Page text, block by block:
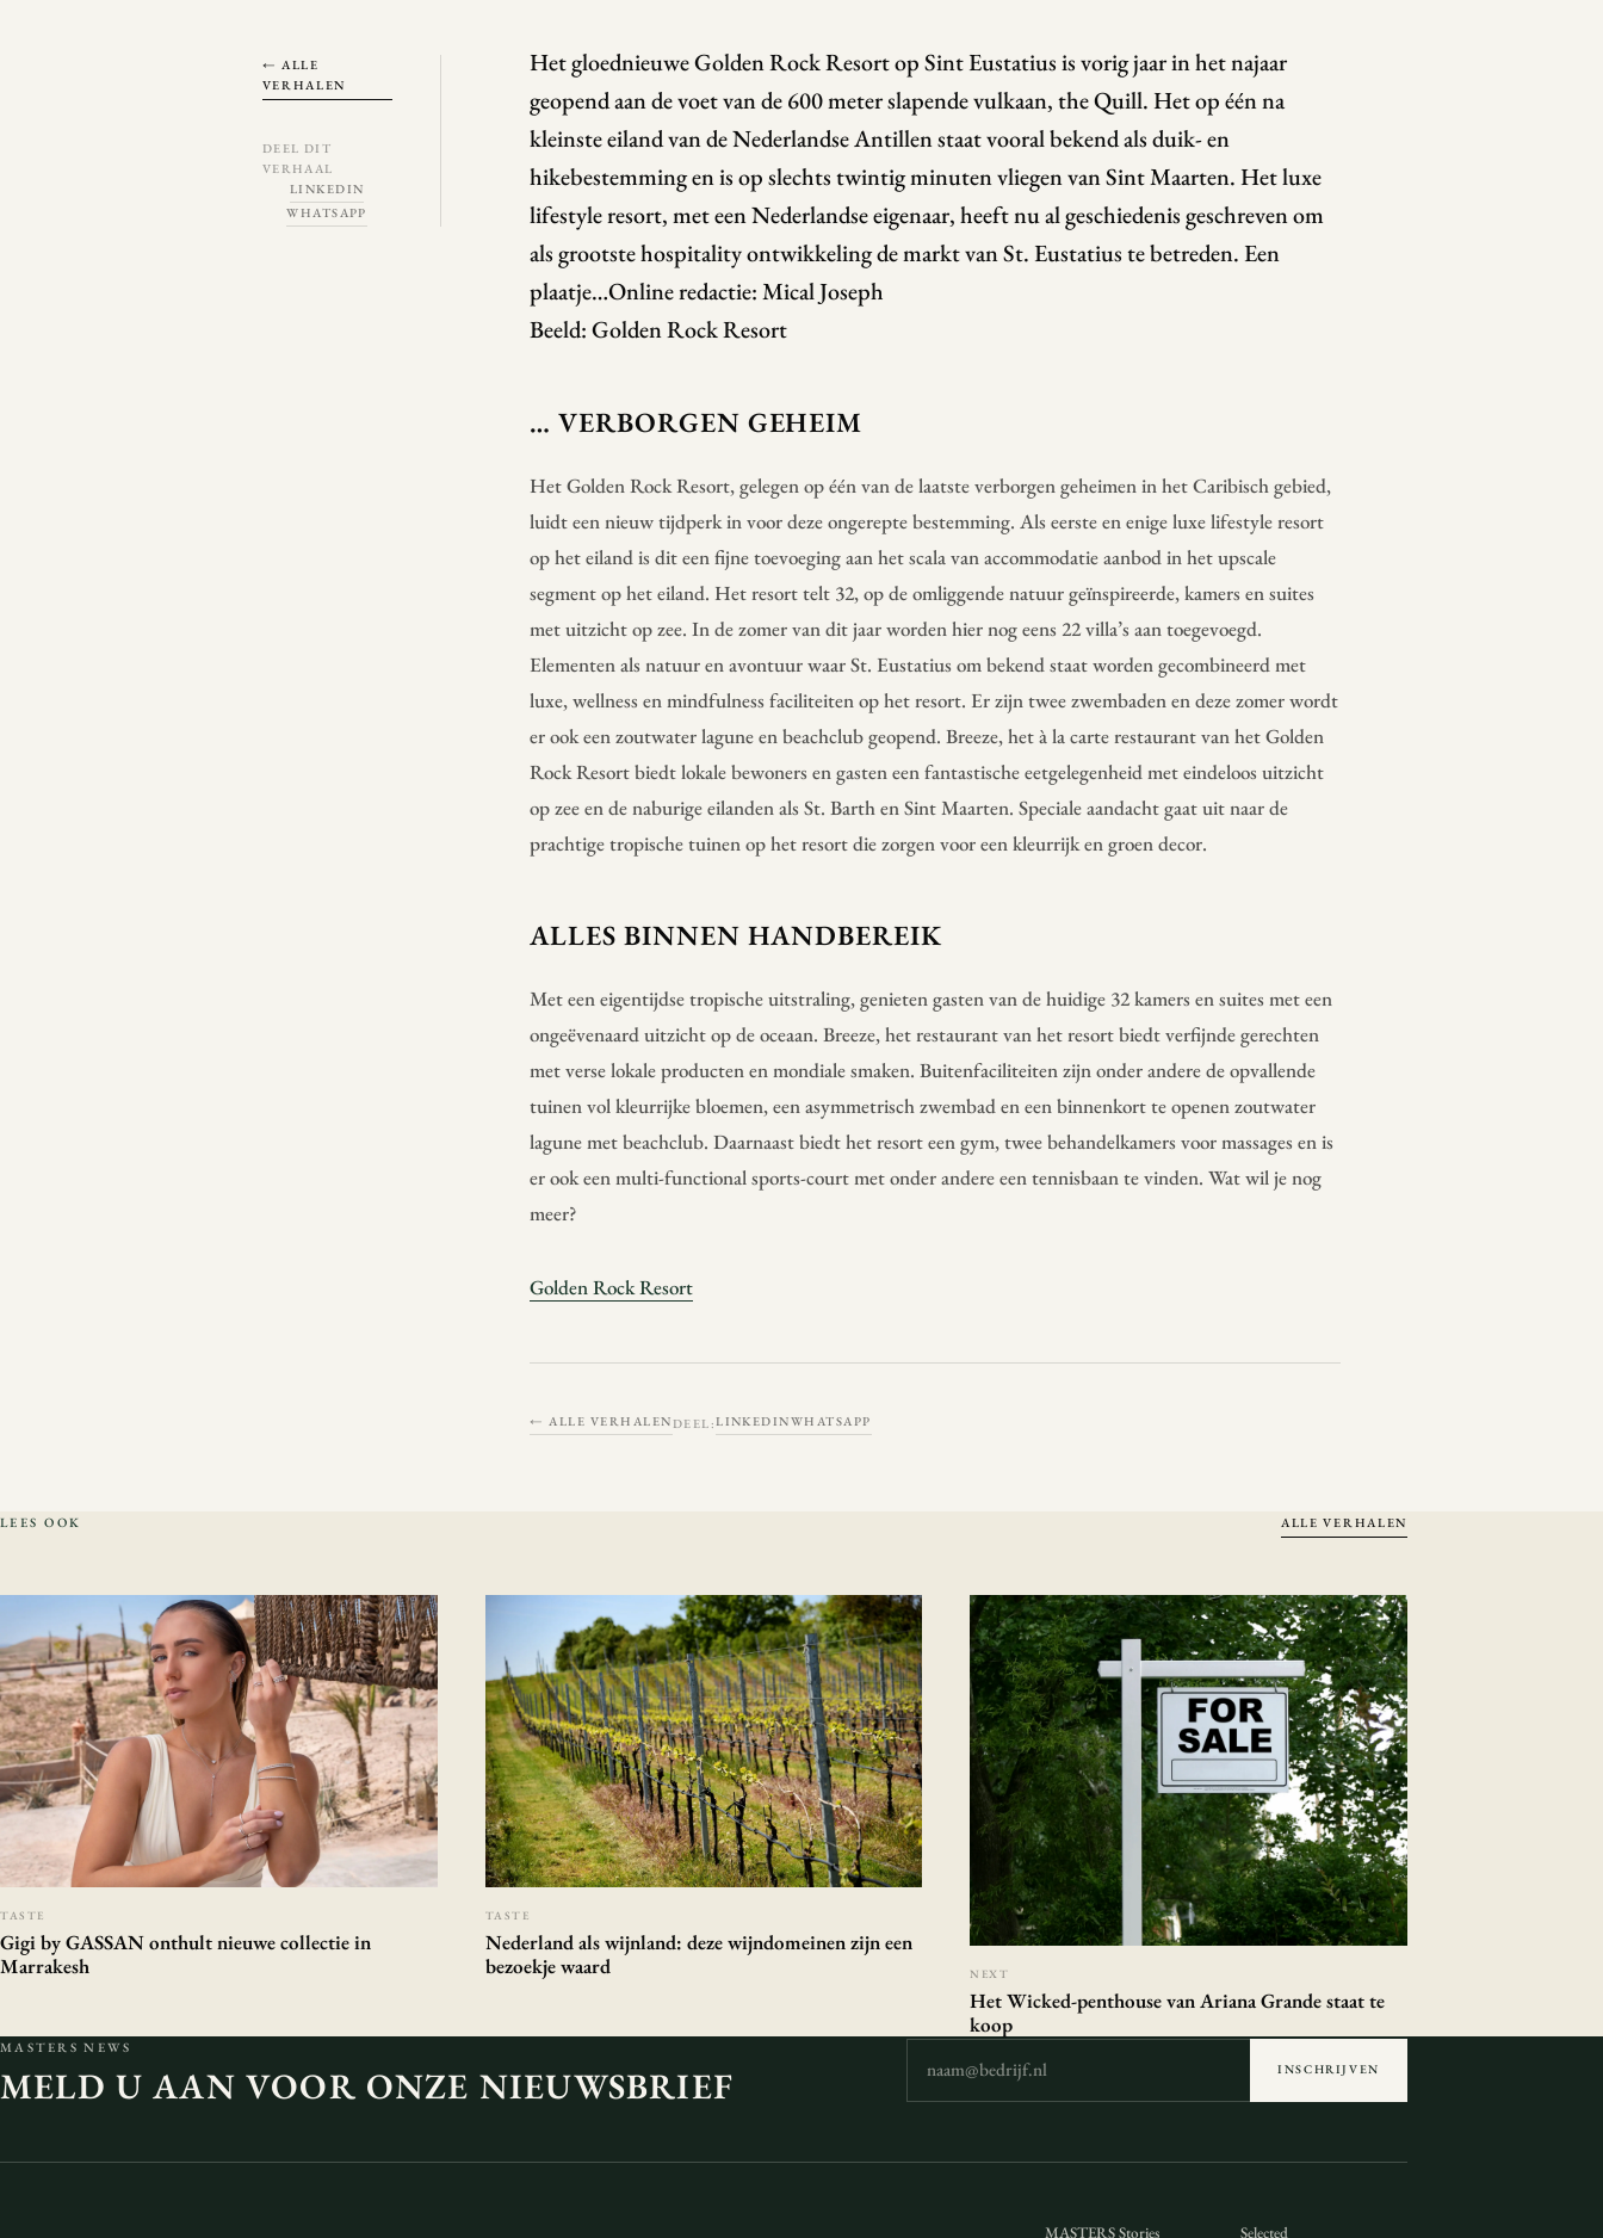
← ALLE
VERHALEN
DEEL DIT
VERHAAL
LINKEDIN
WHATSAPP
Het gloednieuwe Golden Rock Resort op Sint Eustatius is vorig jaar in het najaar
geopend aan de voet van de 600 meter slapende vulkaan, the Quill. Het op één na
kleinste eiland van de Nederlandse Antillen staat vooral bekend als duik- en
hikebestemming en is op slechts twintig minuten vliegen van Sint Maarten. Het luxe
lifestyle resort, met een Nederlandse eigenaar, heeft nu al geschiedenis geschreven om
als grootste hospitality ontwikkeling de markt van St. Eustatius te betreden. Een
plaatje…Online redactie: Mical Joseph
Beeld: Golden Rock Resort
… VERBORGEN GEHEIM
Het Golden Rock Resort, gelegen op één van de laatste verborgen geheimen in het Caribisch gebied,
luidt een nieuw tijdperk in voor deze ongerepte bestemming. Als eerste en enige luxe lifestyle resort
op het eiland is dit een fijne toevoeging aan het scala van accommodatie aanbod in het upscale
segment op het eiland. Het resort telt 32, op de omliggende natuur geïnspireerde, kamers en suites
met uitzicht op zee. In de zomer van dit jaar worden hier nog eens 22 villa’s aan toegevoegd.
Elementen als natuur en avontuur waar St. Eustatius om bekend staat worden gecombineerd met
luxe, wellness en mindfulness faciliteiten op het resort. Er zijn twee zwembaden en deze zomer wordt
er ook een zoutwater lagune en beachclub geopend. Breeze, het à la carte restaurant van het Golden
Rock Resort biedt lokale bewoners en gasten een fantastische eetgelegenheid met eindeloos uitzicht
op zee en de naburige eilanden als St. Barth en Sint Maarten. Speciale aandacht gaat uit naar de
prachtige tropische tuinen op het resort die zorgen voor een kleurrijk en groen decor.
ALLES BINNEN HANDBEREIK
Met een eigentijdse tropische uitstraling, genieten gasten van de huidige 32 kamers en suites met een
ongeëvenaard uitzicht op de oceaan. Breeze, het restaurant van het resort biedt verfijnde gerechten
met verse lokale producten en mondiale smaken. Buitenfaciliteiten zijn onder andere de opvallende
tuinen vol kleurrijke bloemen, een asymmetrisch zwembad en een binnenkort te openen zoutwater
lagune met beachclub. Daarnaast biedt het resort een gym, twee behandelkamers voor massages en is
er ook een multi-functional sports-court met onder andere een tennisbaan te vinden. Wat wil je nog
meer?
Golden Rock Resort
← ALLE VERHALENDEEL:LINKEDINWHATSAPP
LEES OOK ALLE VERHALEN
TASTE
Gigi by GASSAN onthult nieuwe collectie in
Marrakesh
TASTE
Nederland als wijnland: deze wijndomeinen zijn een
bezoekje waard
NEXT
Het Wicked-penthouse van Ariana Grande staat te
koop
MASTERS NEWS
MELD U AAN VOOR ONZE NIEUWSBRIEF INSCHRIJVEN
MASTERS Stories Selected